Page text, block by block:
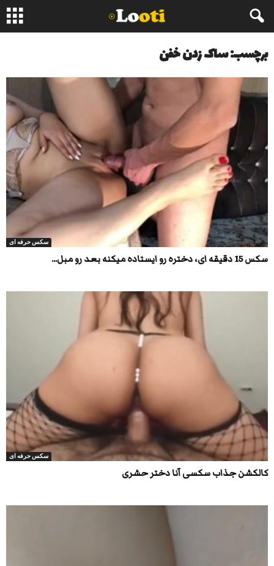
برچسب: ساک زدن خفن
سکس حرفه ای
سکس 15 دقیقه ای، دختره رو ایستاده میکنه بعد رو مبل...
سکس حرفه ای
کالکشن جذاب سکسی آنا دختر حشری